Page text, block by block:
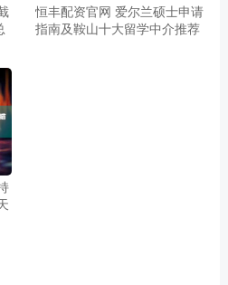
恒丰配资官网 爱尔兰硕士申请
指南及鞍山十大留学中介推荐